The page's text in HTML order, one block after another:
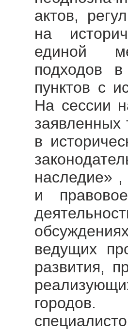
актов,
на
единой
подходов
пунктов с
На сессии
заявленных
в
наследие» ,
и
ведущих
развития,